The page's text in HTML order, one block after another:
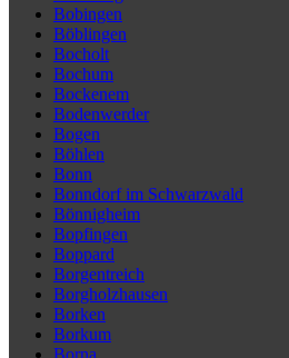
Bobingen
Böblingen
Bocholt
Bochum
Bockenem
Bodenwerder
Bogen
Böhlen
Bonn
Bonndorf im Schwarzwald
Bönnigheim
Bopfingen
Boppard
Borgentreich
Borgholzhausen
Borken
Borkum